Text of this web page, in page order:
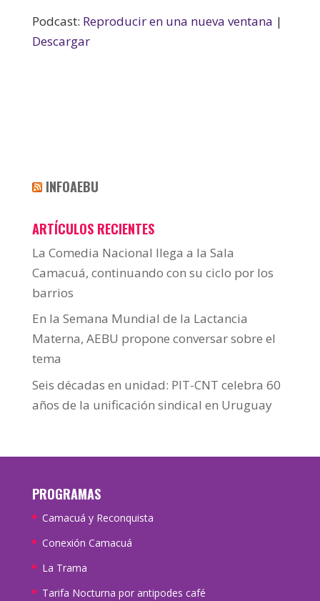
Podcast: Reproducir en una nueva ventana |
Descargar
INFOAEBU
ARTÍCULOS RECIENTES
La Comedia Nacional llega a la Sala
Camacuá, continuando con su ciclo por los
barrios
En la Semana Mundial de la Lactancia
Materna, AEBU propone conversar sobre el
tema
Seis décadas en unidad: PIT-CNT celebra 60
años de la unificación sindical en Uruguay
PROGRAMAS
Camacuá y Reconquista
Conexión Camacuá
La Trama
Tarifa Nocturna por antipodes café